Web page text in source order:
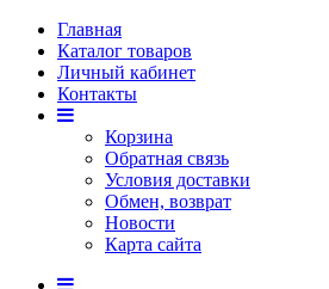
Главная
Каталог товаров
Личный кабинет
Контакты
Корзина
Обратная связь
Условия доставки
Обмен, возврат
Новости
Карта сайта